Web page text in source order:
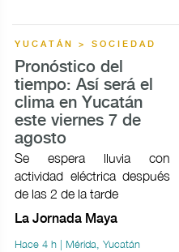
YUCATÁN > SOCIEDAD
Pronóstico del
tiempo: Así será el
clima en Yucatán
este viernes 7 de
agosto
Se espera lluvia con
actividad eléctrica después
de las 2 de la tarde
La Jornada Maya
Hace 4 h | Mérida, Yucatán